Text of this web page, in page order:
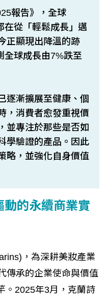
報告》，全球
在從「輕鬆成長」邁
正顯現出降溫的跡
全球成長由7%跌至
逐漸擴展至健康、個
，消費者愈發重視價
並專注於那些是否如
學驗證的產品。因此
略，並強化自身價值
的永續商業實
，為深耕美妝產業
傳承的企業使命與價值
。2025年3月，克蘭詩